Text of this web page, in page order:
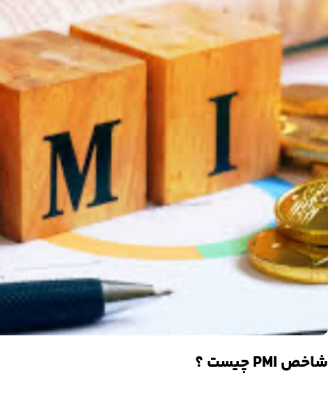
شاخص PMI چیست ؟